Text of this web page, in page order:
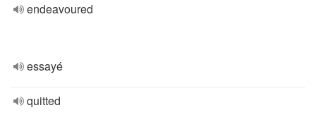
endeavoured
essayé
quitted